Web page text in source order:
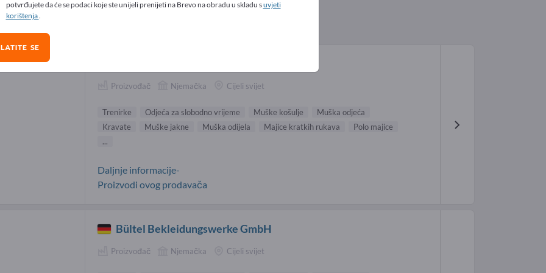
Dobavljači (7)
Proizvođač Njemačka Cijeli svijet
Trenirke Odjeća za slobodno vrijeme Muške košulje
Muška odjeća
Kravate
Muške jakne Muška odijela Majice kratkih rukava
Polo majice
...
Daljnje informacije-
Proizvodi ovog prodavača
Bültel Bekleidungswerke GmbH
Proizvođač Njemačka Cijeli svijet
potvrđujete da će se podaci koje ste unijeli prenijeti na Brevo na obradu u skladu suvjeti
korištenja.
SE